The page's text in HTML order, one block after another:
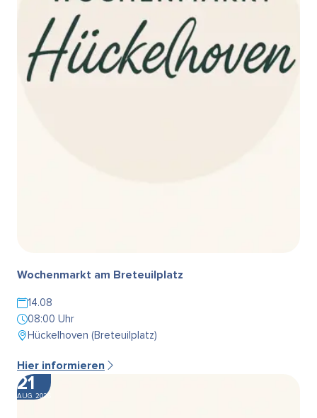
Wochenmarkt am Breteuilplatz
14.08
08:00 Uhr
Hückelhoven (Breteuilplatz)
Hier informieren
21
AUG. 2026